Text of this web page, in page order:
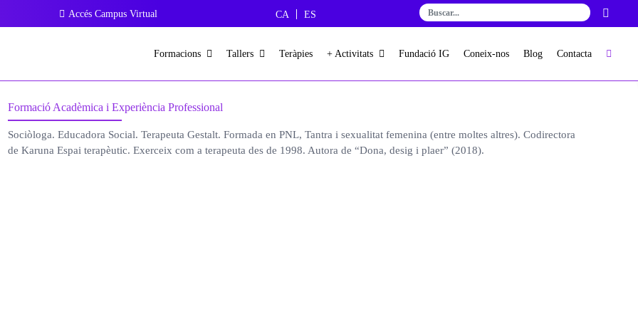
Accés Campus Virtual CA ES
Formacions Tallers Teràpies + Activitats Fundació IG Coneix-nos Blog Contacta
Formació Acadèmica i Experiència Professional
Sociòloga. Educadora Social. Terapeuta Gestalt. Formada en PNL, Tantra i sexualitat femenina (entre moltes altres). Codirectora
de Karuna Espai terapèutic. Exerceix com a terapeuta des de 1998. Autora de “Dona, desig i plaer” (2018).